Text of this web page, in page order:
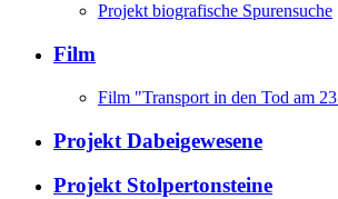
Projekt biografische Spurensuche
Film
Film "Transport in den Tod am
Projekt Dabeigewesene
Projekt Stolpertonsteine